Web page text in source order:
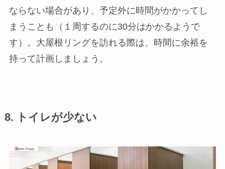
ならない場合があり、予定外に時間がかかってし
まうことも（１周するのに30分はかかるようで
す）。大屋根リングを訪れる際は、時間に余裕を
持って計画しましょう。
8. トイレが少ない